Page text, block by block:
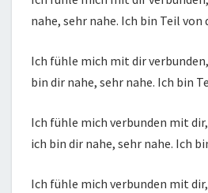
nahe, sehr nahe. Ich bin Teil von
Ich fühle mich mit dir
bin dir nahe, sehr nahe. Ich bin
Ich fühle mich verbunden mit
ich bin dir nahe, sehr nahe. Ich
Ich fühle mich verbunden mit